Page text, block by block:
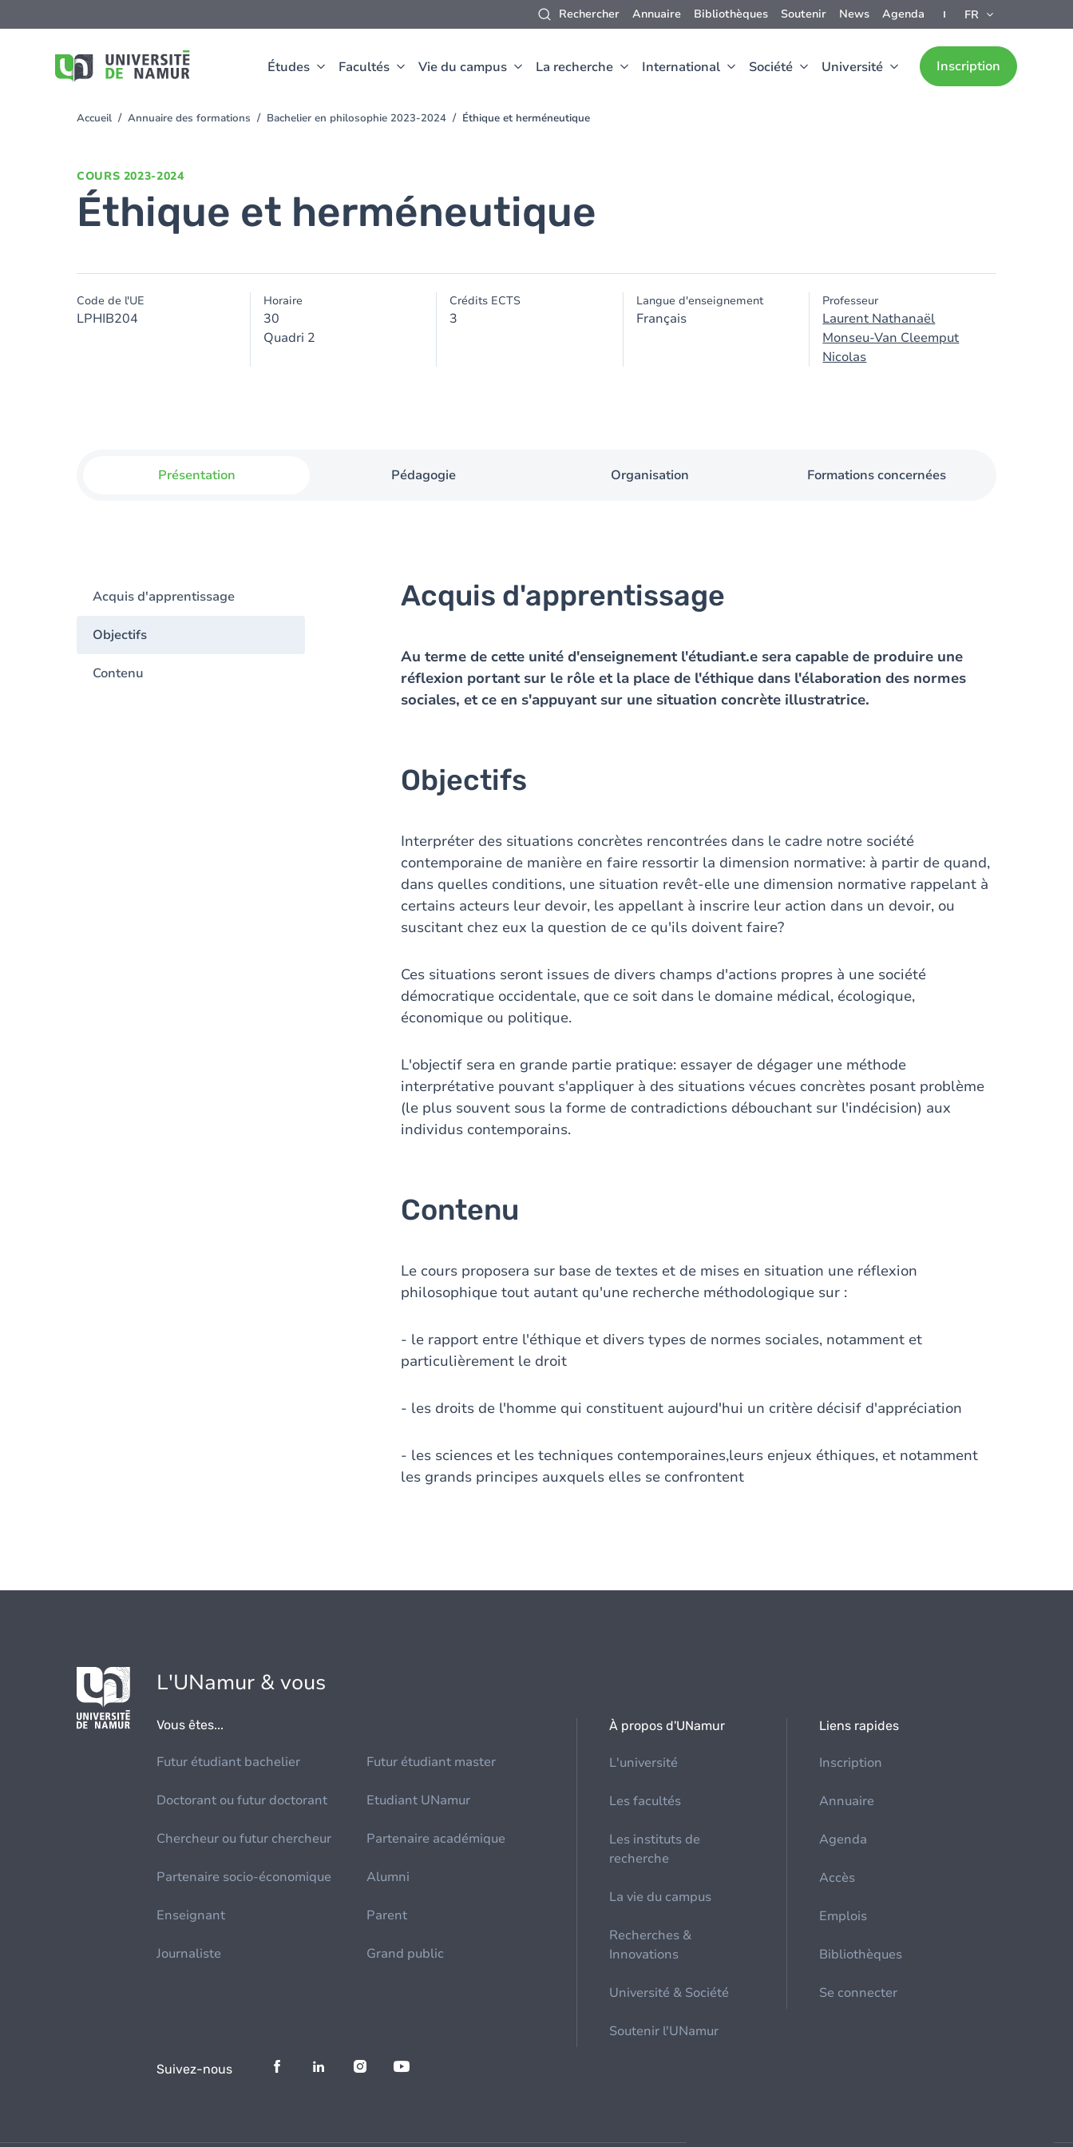
Rechercher Annuaire Bibliothèques Soutenir News Agenda FR
Études Facultés Vie du campus La recherche International Société Université Inscription
au
You
Accueil Annuaire des formations Bachelier en philosophie 2023-2024 Éthique et herméneutique
COURS 2023-2024
Éthique et herméneutique
Code de l'UE
LPHIB204
Horaire
30
Quadri 2
Crédits ECTS
3
Langue d'enseignement
Français
Professeur
Laurent Nathanaël
Monseu-Van Cleemput
Nicolas
Présentation Pédagogie Organisation Formations concernées
Acquis d'apprentissage
Objectifs
Contenu
Acquis d'apprentissage
Au terme de cette unité d'enseignement l'étudiant.e sera capable de produire une
réflexion portant sur le rôle et la place de l'éthique dans l'élaboration des normes
sociales, et ce en s'appuyant sur une situation concrète illustratrice.
Objectifs
Interpréter des situations concrètes rencontrées dans le cadre notre société
contemporaine de manière en faire ressortir la dimension normative: à partir de quand,
dans quelles conditions, une situation revêt-elle une dimension normative rappelant à
certains acteurs leur devoir, les appellant à inscrire leur action dans un devoir, ou
suscitant chez eux la question de ce qu'ils doivent faire?
Ces situations seront issues de divers champs d'actions propres à une société
démocratique occidentale, que ce soit dans le domaine médical, écologique,
économique ou politique.
L'objectif sera en grande partie pratique: essayer de dégager une méthode
interprétative pouvant s'appliquer à des situations vécues concrètes posant problème
(le plus souvent sous la forme de contradictions débouchant sur l'indécision) aux
individus contemporains.
Contenu
Le cours proposera sur base de textes et de mises en situation une réflexion
philosophique tout autant qu'une recherche méthodologique sur :
- le rapport entre l'éthique et divers types de normes sociales, notamment et
particulièrement le droit
- les droits de l'homme qui constituent aujourd'hui un critère décisif d'appréciation
- les sciences et les techniques contemporaines,leurs enjeux éthiques, et notamment
les grands principes auxquels elles se confrontent
L'UNamur & vous
Vous êtes...
Futur étudiant bachelier Futur étudiant master
Doctorant ou futur doctorant Etudiant UNamur
Chercheur ou futur chercheur Partenaire académique
Partenaire socio-économique Alumni
Enseignant Parent
Journaliste Grand public
À propos d'UNamur
L'université
Les facultés
Les instituts de
recherche
La vie du campus
Recherches &
Innovations
Université & Société
Soutenir l'UNamur
Liens rapides
Inscription
Annuaire
Agenda
Accès
Emplois
Bibliothèques
Se connecter
Suivez-nous